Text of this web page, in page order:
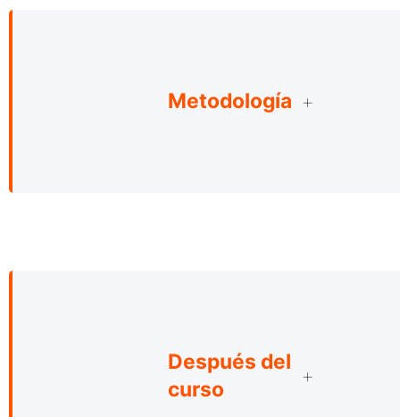
Metodología
Después del
curso